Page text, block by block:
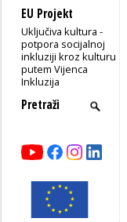
EU Projekt
Uključiva kultura -
potpora socijalnoj
inkluziji kroz kulturu
putem Vijenca
Inkluzija